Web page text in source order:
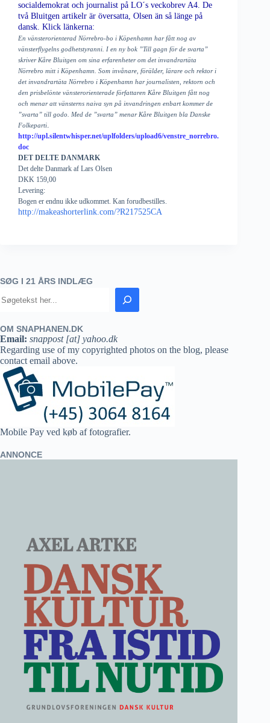
socialdemokrat och journalist på LO´s veckobrev A4. De
två Bluitgen artikelr är översatta, Olsen än så länge på
dansk. Klick länkerna:
En vänsterorienterad Nörrebro-bo i Köpenhamn har fått nog av
vänsterflygelns godhetstyranni. I en ny bok ”Till gagn för de svarta”
skriver Kåre Bluitgen om sina erfarenheter om det invandrartäta
Nörrebro mitt i Köpenhamn. Som invånare, förälder, lärare och rektor i
det invandrartäta Nörrebro i Köpenhamn har journalisten, rektorn och
den prisbelönte vänsterorienterade författaren Kåre Bluitgen fått nog
och menar att vänsterns naiva syn på invandringen enbart kommer de
”svarta” till godo. Med de ”svarta” menar Kåre Bluitgen bla Danske
Folkeparti.
http://upl.silentwhisper.net/uplfolders/upload6/venstre_norrebro.
doc
DET DELTE DANMARK
Det delte Danmark af Lars Olsen
DKK 159,00
Levering:
Bogen er endnu ikke udkommet. Kan forudbestilles.
http://makeashorterlink.com/?R217525CA
SØG I 21 ÅRS INDLÆG
OM SNAPHANEN.DK
Email: snappost [at] yahoo.dk
Regarding use of my copyrighted photos on the blog, please
contact email above.
Mobile Pay ved køb af fotografier.
ANNONCE